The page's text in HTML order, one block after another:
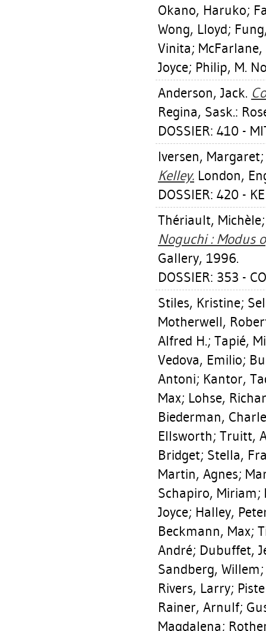
Okano, Haruko;
Wong, Lloyd;
Vinita;
Joyce; Philip, M.
Anderson, Jack.
Regina, Sask.:
DOSSIER: 410 -
Iversen, Margaret
Kelley. London,
DOSSIER: 420 -
Thériault, Michèle
Noguchi : Modus
Gallery, 1996.
DOSSIER: 353 -
Stiles, Kristine;
Motherwell,
Alfred H.; Tapié,
Vedova, Emilio;
Antoni; Kantor,
Max; Lohse,
Biederman,
Ellsworth; Truitt,
Bridget; Stella,
Martin, Agnes;
Schapiro, Miriam;
Joyce; Halley,
Beckmann, Max;
André; Dubuffet,
Sandberg, Willem
Rivers, Larry;
Rainer, Arnulf;
Magdalena;